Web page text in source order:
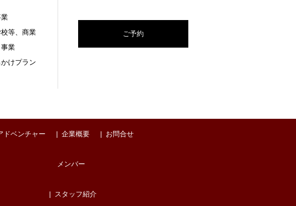
等、商業
業
けプラン
ご予約
ドベンチャー 企業概要
メンバー
スタッフ紹介
お問合せ